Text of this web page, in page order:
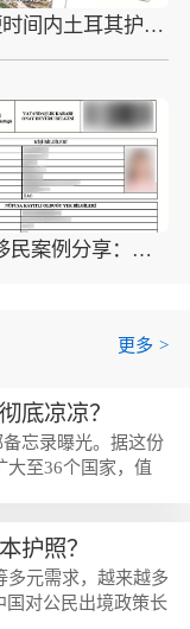
L先生短时间内土耳其护照获批，全球出行不再是难题!
土耳其移民案例分享：恭喜J先生短时间内获得土耳其护照
更多 >
底凉凉？
忘录曝光。据这份
大至36个国家，值
围内的护照项目引
成“重灾区”根据
，这次被美国纳入
国悉...
护照？
多元需求，越来越多
国对公民出境政策长